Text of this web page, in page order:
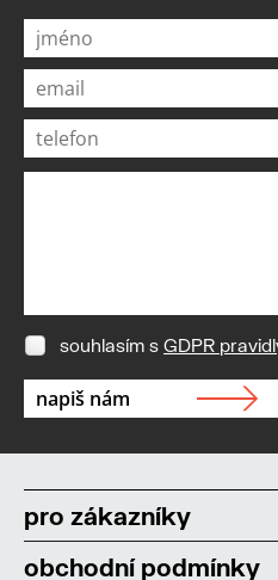
souhlasím s GDPR
pro zákazníky
obchodní podmínky